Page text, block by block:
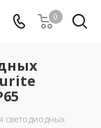
0
светодиодных